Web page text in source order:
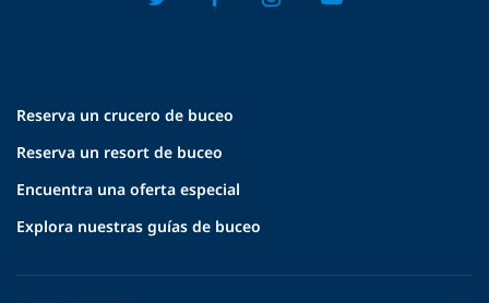
Reserva un crucero de buceo
Reserva un resort de buceo
Encuentra una oferta especial
Explora nuestras guías de buceo